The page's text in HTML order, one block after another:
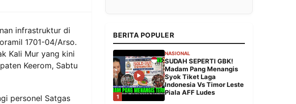
infrastruktur di
1701-04/Arso.
Kali Mur yang kini
Keerom, Sabtu
personel Satgas
BERITA POPULER
1
NASIONAL
SUDAH SEPERTI GBK!
Madam Pang Menangis
Syok Tiket Laga
Indonesia Vs Timor Leste
Piala AFF Ludes